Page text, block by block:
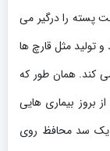
پسته را درگیر می
تولید مثل قارچ ها
کند. همان طور که
بروز بیماری هایی
یک سد محافظ روی